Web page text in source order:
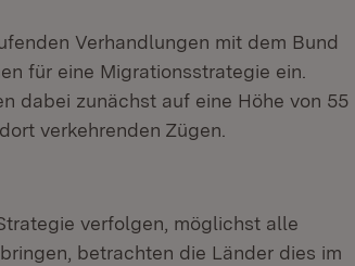
Verhandlungen mit dem Bund
für eine Migrationsstrategie ein.
dabei zunächst auf eine Höhe von 55
verkehrenden Zügen.
verfolgen, möglichst alle
betrachten die Länder dies im